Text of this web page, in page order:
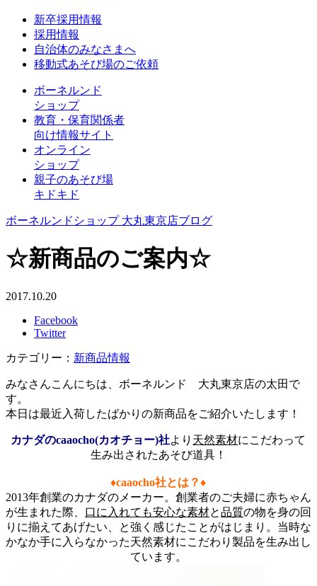
新卒採用情報
採用情報
自治体のみなさまへ
移動式あそび場のご依頼
ボーネルンド
ショップ
教育・保育関係者
向け情報サイト
オンライン
ショップ
親子のあそび場
キドキド
ボーネルンドショップ 大丸東京店ブログ
☆新商品のご案内☆
2017.10.20
Facebook
Twitter
カテゴリー： 新商品情報
みなさんこんにちは、ボーネルンド 大丸東京店の太田で
す。
本日は最近入荷したばかりの新商品をご紹介いたします！
カナダのcaaocho(カオチョー)社より 天然素材にこだわって
生み出されたあそび道具！
♦caaocho社とは？♦
2013年創業のカナダのメーカー。創業者のご夫婦に赤ちゃん
が生まれた際、 口に入れても安心な素材と品質の物を身の回
りに揃えてあげたい、と強く感じたことがはじまり。当時な
かなか手に入らなかった天然素材にこだわり製品を生み出し
ています。